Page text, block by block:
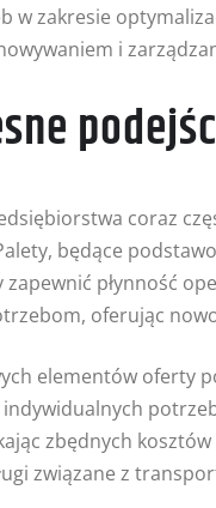
w zakresie
i
coraz
będące
zapewnić płynność
oferując
elementów oferty
zbędnych
związane z